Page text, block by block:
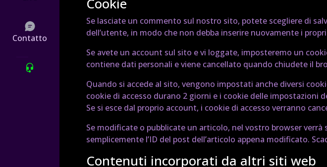
Contatto
Se lasciate un commento sul nostro sito, potete scegliere di
dell’utente, in modo che non debba inserire nuovamente i
Se avete un account sul sito e vi loggate, imposteremo un
contiene dati personali e viene cancellato quando chiudete il
Quando si accede al sito, vengono impostati anche diversi
cookie di accesso durano 2 giorni e i cookie delle impostazioni
Se si esce dal proprio account, i cookie di accesso verranno
Se modificate o pubblicate un articolo, nel vostro browser
semplicemente l’ID del post dell’articolo appena modificato.
Contenuti incorporati da altri siti web